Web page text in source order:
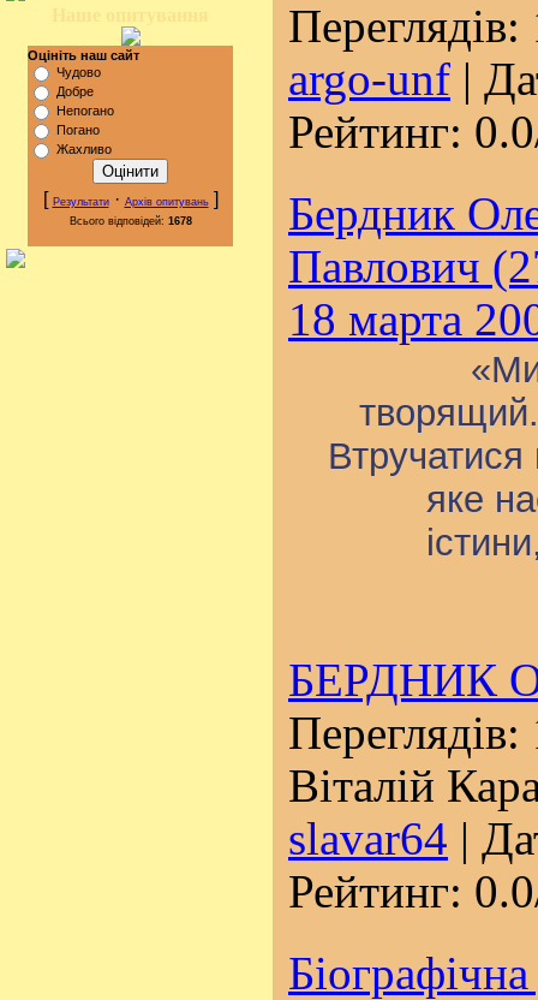
Оцініть наш сайт
Чудово
Добре
Непогано
Погано
Жахливо
[ Результати· Архів опитувань]
Всього відповідей: 1678
argo-unf |
Рейтинг:
Бердник
Павлович
18 марта
яке
БЕРДНИК
Віталій
slavar64 |
Рейтинг: